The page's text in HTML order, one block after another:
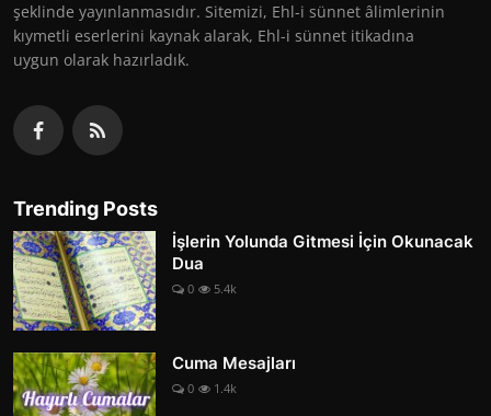
şeklinde yayınlanmasıdır. Sitemizi, Ehl-i sünnet âlimlerinin
kıymetli eserlerini kaynak alarak, Ehl-i sünnet itikadına
uygun olarak hazırladık.
Trending Posts
İşlerin Yolunda Gitmesi İçin Okunacak
Dua
0 5.4k
Cuma Mesajları
0 1.4k